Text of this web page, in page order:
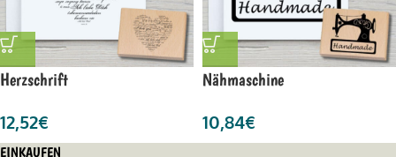
Herzschrift
12,52€
Nähmaschine
10,84€
EINKAUFEN